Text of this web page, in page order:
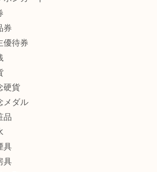
券
優待券
硬貨
メダル
品
具
具